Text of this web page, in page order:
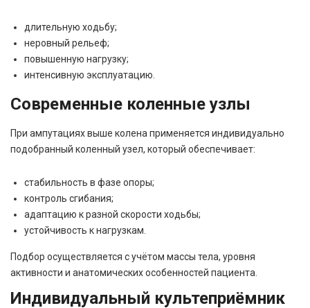
длительную ходьбу;
неровный рельеф;
повышенную нагрузку;
интенсивную эксплуатацию.
Современные коленные узлы
При ампутациях выше колена применяется индивидуально
подобранный коленный узел, который обеспечивает:
стабильность в фазе опоры;
контроль сгибания;
адаптацию к разной скорости ходьбы;
устойчивость к нагрузкам.
Подбор осуществляется с учётом массы тела, уровня
активности и анатомических особенностей пациента.
Индивидуальный культеприёмник